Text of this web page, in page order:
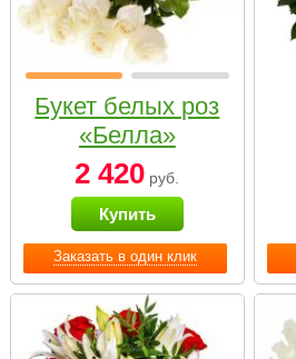
Заказать в один клик
Букет белых роз
«Белла»
2 420 руб.
Купить